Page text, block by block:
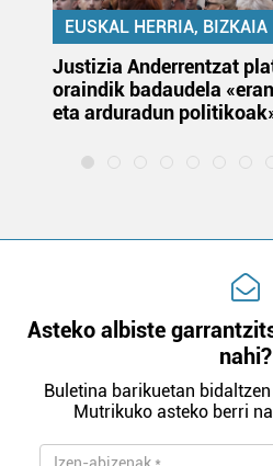
EUSKAL HERRIA, BIZKAIA
Justizia Anderrentzat
oraindik badaudela
eta arduradun
Asteko albiste
nahi?
Buletina barikuetan
Mutrikuko asteko berri